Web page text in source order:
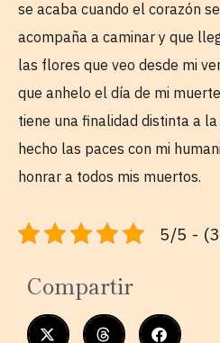
se acaba cuando el corazón
acompaña a caminar y que
las flores que veo desde mi
que anhelo el día de mi
tiene una finalidad distinta a
hecho las paces con mi
honrar a todos mis muertos.
5/5 -
Compartir